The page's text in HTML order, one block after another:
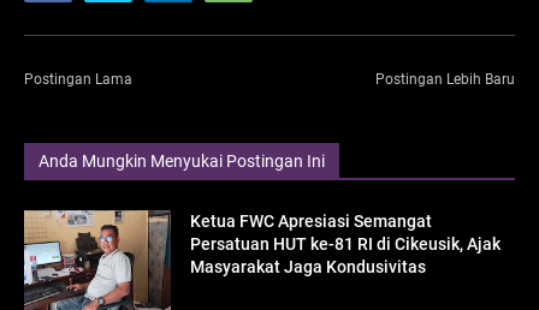
Postingan Lama Postingan Lebih Baru
Anda Mungkin Menyukai Postingan Ini
Ketua FWC Apresiasi Semangat
Persatuan HUT ke-81 RI di Cikeusik, Ajak
Masyarakat Jaga Kondusivitas